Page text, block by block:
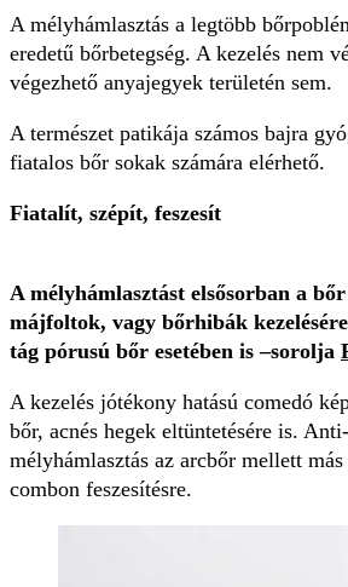
A mélyhámlasztás a legtöbb
eredetű bőrbetegség. A kezelés nem
végezhető anyajegyek területén sem.
A természet patikája számos bajra
fiatalos bőr sokak számára elérhető.
Fiatalít, szépít, feszesít
A mélyhámlasztást elsősorban a
májfoltok, vagy bőrhibák
tág pórusú bőr esetében is –sorolja
A kezelés jótékony hatású comedó
bőr, acnés hegek eltüntetésére is.
mélyhámlasztás az arcbőr mellett
combon feszesítésre.